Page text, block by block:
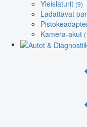
Yleislaturit (9)
Ladattavat
Kamera-akut